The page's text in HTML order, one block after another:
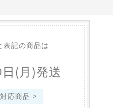
表記の商品は
日 (月)発送
応商品 >